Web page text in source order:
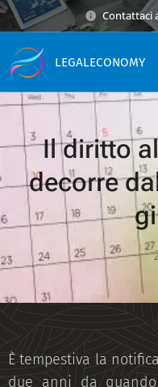
Contattaci
LEGALECONOMY
Il diritto
decorre
È tempestiva la
due anni da